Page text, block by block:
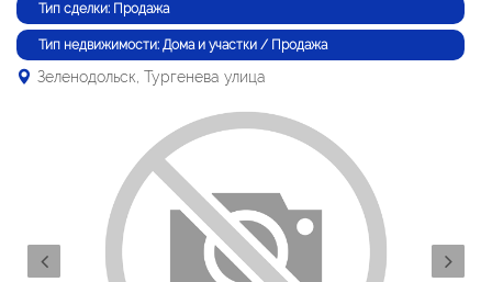
Тип сделки: Продажа
Тип недвижимости: Дома и участки / Продажа
Зеленодольск, Тургенева улица